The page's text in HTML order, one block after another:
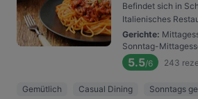
Befindet sich in
Italienisches
Gerichte:
Sonntag-
5.5/6 243
Gemütlich Casual Dining Sonntags